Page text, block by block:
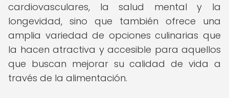
cardiovasculares, la salud mental y la
longevidad, sino que también ofrece una
amplia variedad de opciones culinarias que
la hacen atractiva y accesible para aquellos
que buscan mejorar su calidad de vida a
través de la alimentación.